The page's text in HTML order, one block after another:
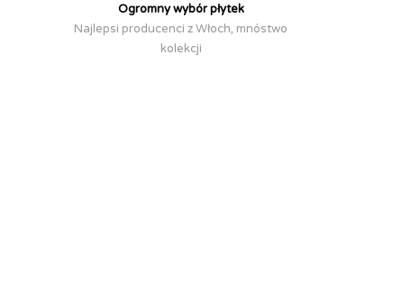
Ogromny wybór płytek
Najlepsi producenci z Włoch, mnóstwo
kolekcji